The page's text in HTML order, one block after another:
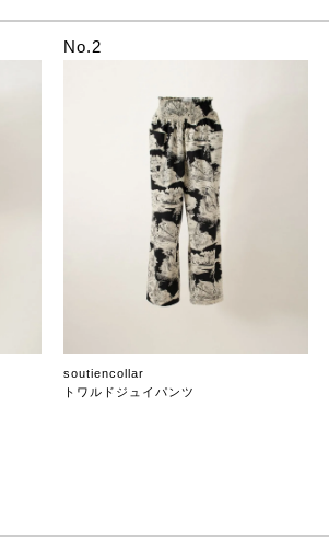
No.2
soutiencollar
トワルドジュイパンツ